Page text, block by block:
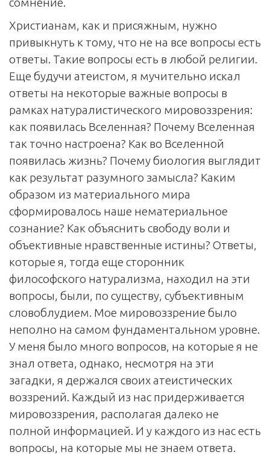
Христианам, как и присяжным, нужно
привыкнуть к тому, что не на все вопросы есть
ответы. Такие вопросы есть в любой религии.
Еще будучи атеистом, я мучительно искал
ответы на некоторые важные вопросы в
рамках натуралистического мировоззрения:
как появилась Вселенная? Почему Вселенная
так точно настроена? Как во Вселенной
появилась жизнь? Почему биология выглядит
как результат разумного замысла? Каким
образом из материального мира
сформировалось наше нематериальное
сознание? Как объяснить свободу воли и
объективные нравственные истины? Ответы,
которые я, тогда еще сторонник
философского натурализма, находил на эти
вопросы, были, по существу, субъективным
словоблудием. Мое мировоззрение было
неполно на самом фундаментальном уровне.
У меня было много вопросов, на которые я не
знал ответа, однако, несмотря на эти
загадки, я держался своих атеистических
воззрений. Каждый из нас придерживается
мировоззрения, располагая далеко не
полной информацией. И у каждого из нас есть
вопросы, на которые мы не знаем ответа.